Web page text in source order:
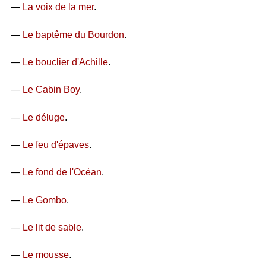
— La voix de la mer.
— Le baptême du Bourdon.
— Le bouclier d'Achille.
— Le Cabin Boy.
— Le déluge.
— Le feu d'épaves.
— Le fond de l'Océan.
— Le Gombo.
— Le lit de sable.
— Le mousse.